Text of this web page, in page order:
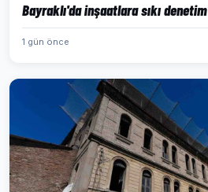
Bayraklı'da inşaatlara sıkı denetim
1 gün önce